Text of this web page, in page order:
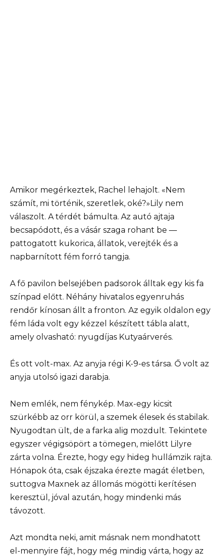
Amikor megérkeztek, Rachel lehajolt. «Nem
számít, mi történik, szeretlek, oké?»Lily nem
válaszolt. A térdét bámulta. Az autó ajtaja
becsapódott, és a vásár szaga rohant be —
pattogatott kukorica, állatok, verejték és a
napbarnított fém forró tangja.
A fő pavilon belsejében padsorok álltak egy kis fa
színpad előtt. Néhány hivatalos egyenruhás
rendőr kínosan állt a fronton. Az egyik oldalon egy
fém láda volt egy kézzel készített tábla alatt,
amely olvasható: nyugdíjas Kutyaárverés.
És ott volt-max. Az anyja régi K-9-es társa. Ő volt az
anyja utolsó igazi darabja.
Nem emlék, nem fénykép. Max-egy kicsit
szürkébb az orr körül, a szemek élesek és stabilak.
Nyugodtan ült, de a farka alig mozdult. Tekintete
egyszer végigsöpört a tömegen, mielőtt Lilyre
zárta volna. Érezte, hogy egy hideg hullámzik rajta.
Hónapok óta, csak éjszaka érezte magát életben,
suttogva Maxnek az állomás mögötti kerítésen
keresztül, jóval azután, hogy mindenki más
távozott.
Azt mondta neki, amit másnak nem mondhatott
el-mennyire fájt, hogy még mindig várta, hogy az